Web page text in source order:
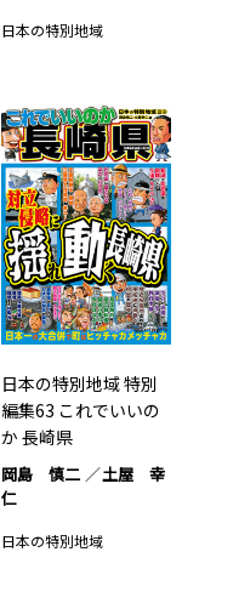
日本の特別地域
日本の特別地域 特別
編集63 これでいいの
か 長崎県
岡島 慎二
土屋 幸
仁
日本の特別地域